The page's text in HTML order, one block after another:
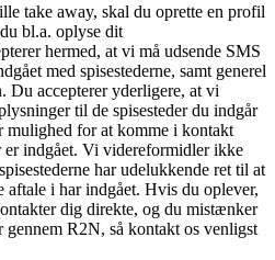
take away, skal du oprette en profil
bl.a. oplyse dit
hermed, at vi må udsende SMS
med spisestederne, samt generel
Du accepterer yderligere, at vi
til de spisesteder du indgår
mulighed for at komme i kontakt
er indgået. Vi videreformidler ikke
har udelukkende ret til at
i har indgået. Hvis du oplever,
dig direkte, og du mistænker
gennem R2N, så kontakt os venligst